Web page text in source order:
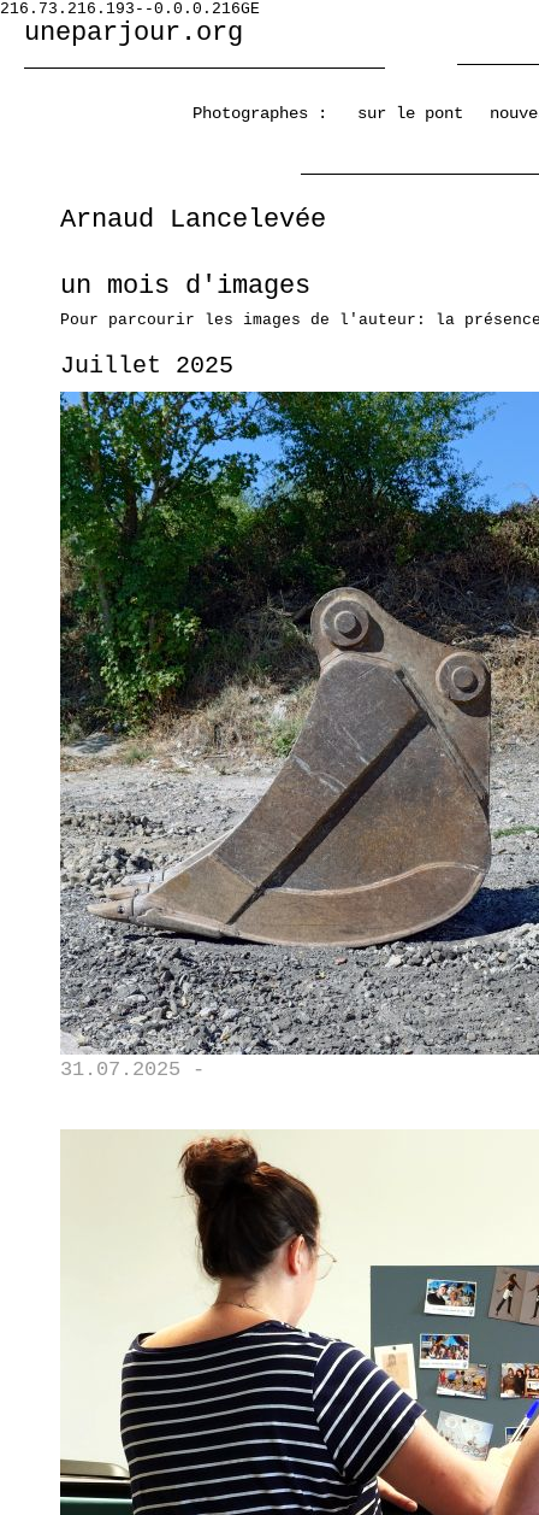
216.73.216.193--0.0.0.216GE
uneparjour.org
Photographes : sur le pont
Arnaud Lancelevée
un mois d'images
Pour parcourir les images de l'auteur: la
Juillet 2025
31.07.2025 -